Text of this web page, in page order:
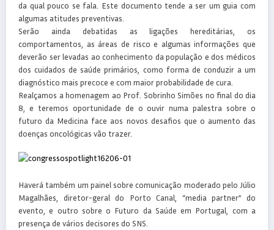
da qual pouco se fala. Este documento tende a ser um guia com
algumas atitudes preventivas.
Serão ainda debatidas as ligações hereditárias, os
comportamentos, as áreas de risco e algumas informações que
deverão ser levadas ao conhecimento da população e dos médicos
dos cuidados de saúde primários, como forma de conduzir a um
diagnóstico mais precoce e com maior probabilidade de cura.
Realçamos a homenagem ao Prof. Sobrinho Simões no final do dia
8, e teremos oportunidade de o ouvir numa palestra sobre o
futuro da Medicina face aos novos desafios que o aumento das
doenças oncológicas vão trazer.
Haverá também um painel sobre comunicação moderado pelo Júlio
Magalhães, diretor-geral do Porto Canal, “media partner” do
evento, e outro sobre o Futuro da Saúde em Portugal, com a
presença de vários decisores do SNS.